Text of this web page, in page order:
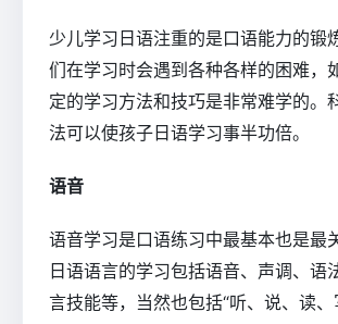
少儿学习日语注重的是口语能力的锻
们在学习时会遇到各种各样的困难，
定的学习方法和技巧是非常难学的。
法可以使孩子日语学习事半功倍。
语音
语音学习是口语练习中最基本也是最
日语语言的学习包括语音、声调、语
言技能等，当然也包括“听、说、读、